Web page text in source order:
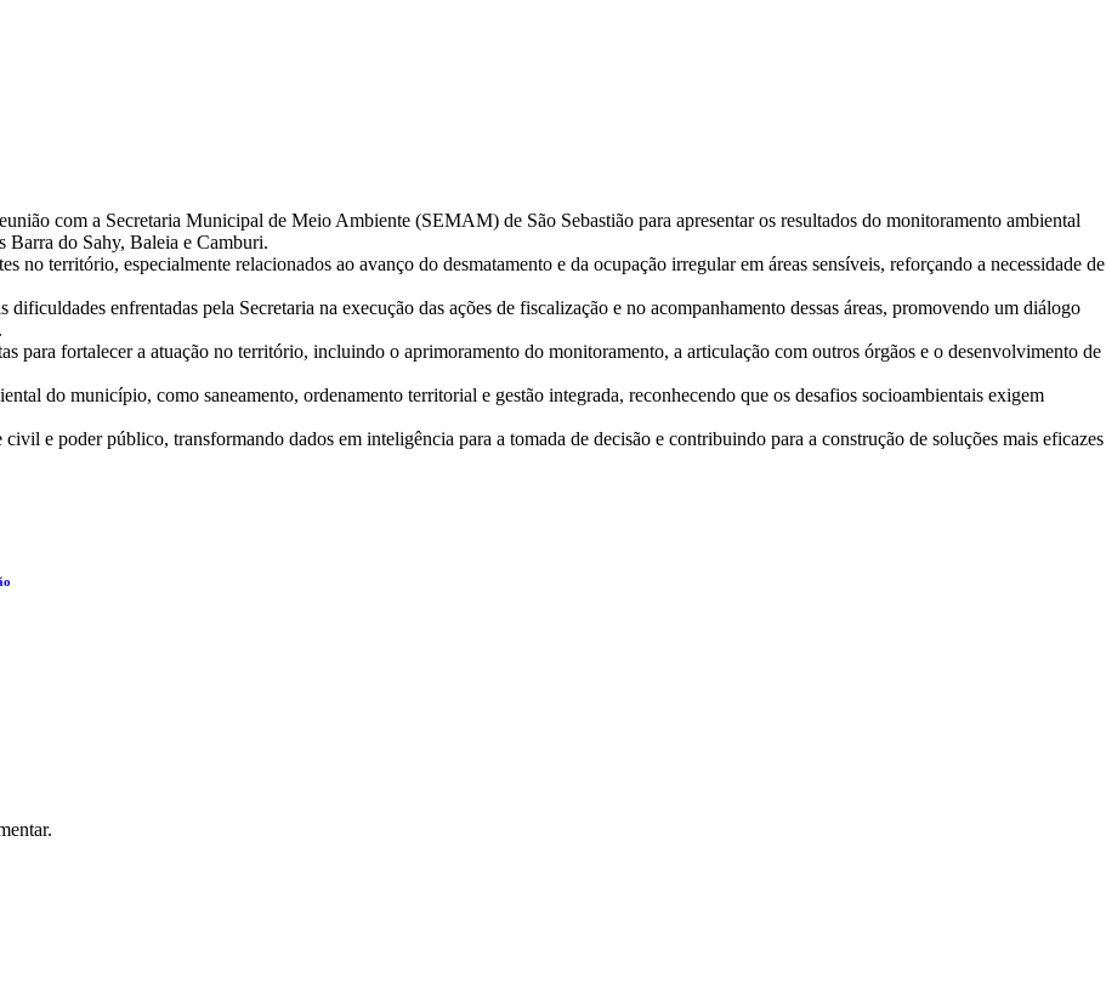
com a Secretaria Municipal de Meio Ambiente (SEMAM) de São Sebastião para apresentar os resultados do monitoramento ambiental
Barra do Sahy, Baleia e Camburi.
no território, especialmente relacionados ao avanço do desmatamento e da ocupação irregular em áreas sensíveis, reforçando a necessidade de
enfrentadas pela Secretaria na execução das ações de fiscalização e no acompanhamento dessas áreas, promovendo um diálogo
para fortalecer a atuação no território, incluindo o aprimoramento do monitoramento, a articulação com outros órgãos e o desenvolvimento de
do município, como saneamento, ordenamento territorial e gestão integrada, reconhecendo que os desafios socioambientais exigem
e poder público, transformando dados em inteligência para a tomada de decisão e contribuindo para a construção de soluções mais eficazes